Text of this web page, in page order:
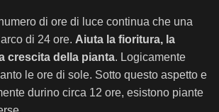
di ore di luce continua che una
di 24 ore. Aiuta la fioritura, la
crescita della pianta. Logicamente
le ore di sole. Sotto questo aspetto e
durino circa 12 ore, esistono piante